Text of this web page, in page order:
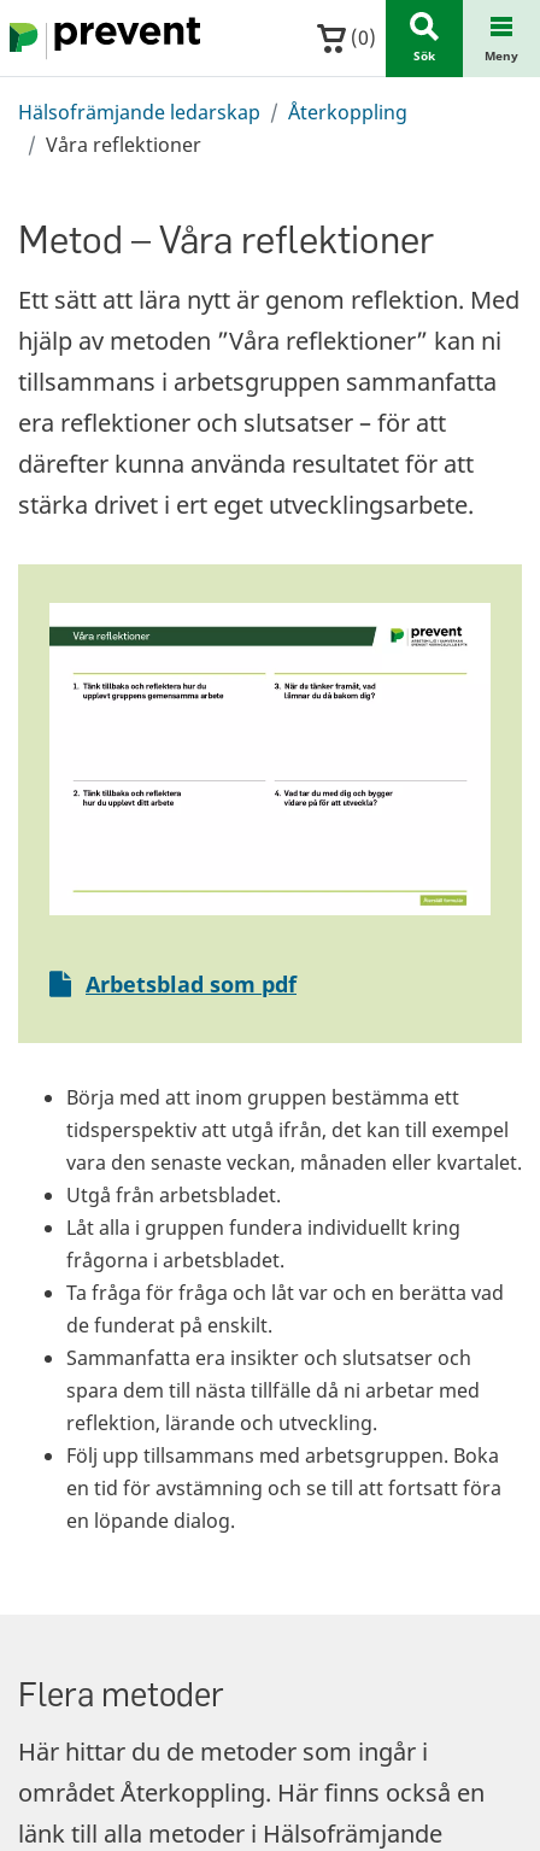
Hoppa till huvudinnehållet (0)
Sök Meny
Hälsofrämjande ledarskap
Återkoppling
Våra reflektioner
Metod – Våra reflektioner
Ett sätt att lära nytt är genom reflektion. Med
hjälp av metoden ”Våra reflektioner” kan ni
tillsammans i arbetsgruppen sammanfatta
era reflektioner och slutsatser – för att
därefter kunna använda resultatet för att
stärka drivet i ert eget utvecklingsarbete.
Arbetsblad som pdf
Börja med att inom gruppen bestämma ett
tidsperspektiv att utgå ifrån, det kan till exempel
vara den senaste veckan, månaden eller kvartalet.
Utgå från arbetsbladet.
Låt alla i gruppen fundera individuellt kring
frågorna i arbetsbladet.
Ta fråga för fråga och låt var och en berätta vad
de funderat på enskilt.
Sammanfatta era insikter och slutsatser och
spara dem till nästa tillfälle då ni arbetar med
reflektion, lärande och utveckling.
Följ upp tillsammans med arbetsgruppen. Boka
en tid för avstämning och se till att fortsatt föra
en löpande dialog.
Flera metoder
Här hittar du de metoder som ingår i
området Återkoppling. Här finns också en
länk till alla metoder i Hälsofrämjande